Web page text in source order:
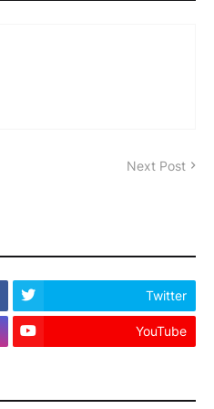
Next Post
Twitter
YouTube